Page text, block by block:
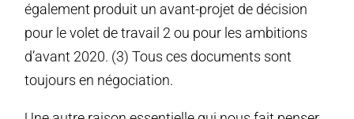
également produit un avant-projet de décision
pour le volet de travail 2 ou pour les ambitions
d’avant 2020. (3) Tous ces documents sont
toujours en négociation.